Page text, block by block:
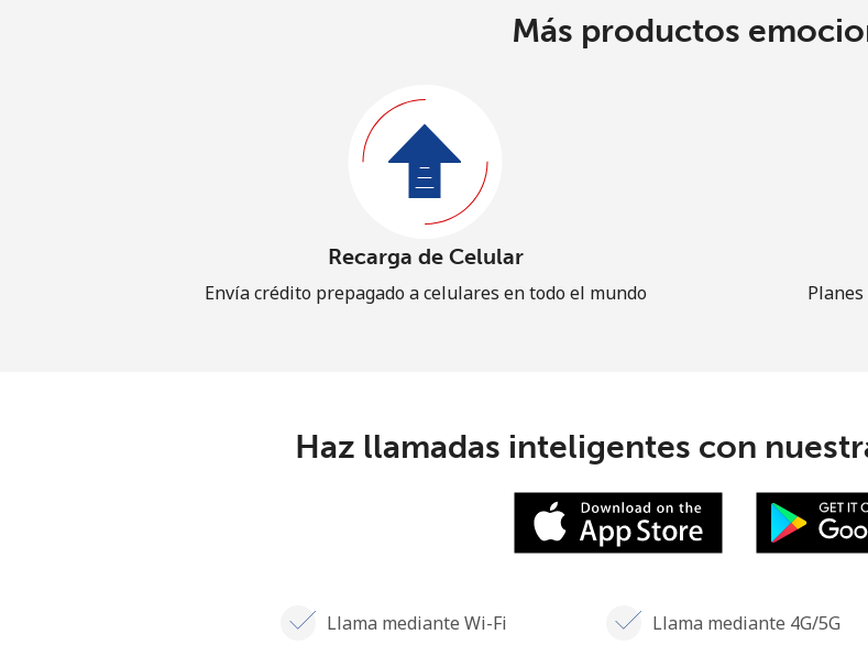
Más productos
Recarga de Celular
Envía crédito prepagado a celulares en todo el mundo
Haz llamadas inteligentes con
Llama mediante Wi-Fi Llama mediante 4G/5G